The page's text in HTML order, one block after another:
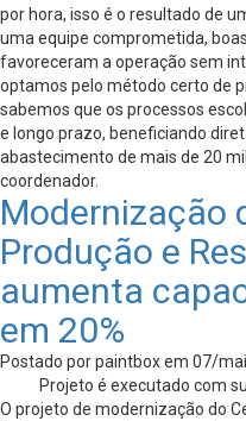
por hora, isso é o resultado de
uma equipe comprometida,
favoreceram a operação sem
optamos pelo método certo de
sabemos que os processos
e longo prazo, beneficiando
abastecimento de mais de 20
coordenador.
Modernização
Produção e
aumenta
em 20%
Postado por paintbox em 07/
Projeto é executado com
O projeto de modernização do